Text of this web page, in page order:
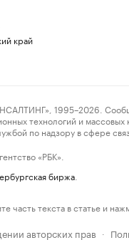
край
1995–2026.
технологий и
по надзору в сфере
«РБК».
биржа
часть текста в статье и
авторских прав ·